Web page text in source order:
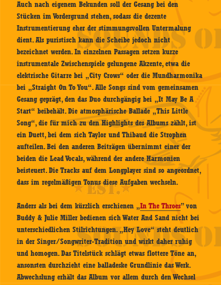
Auch nach eigenem Bekunden soll der Gesang bei den
Stücken im Vordergrund stehen, sodass die dezente
Instrumentierung eher der stimmungsvollen Untermalung
dient. Als puristisch kann die Scheibe jedoch nicht
bezeichnet werden. In einzelnen Passagen setzen kurze
instrumentale Zwischenspiele gelungene Akzente, etwa die
elektrische Gitarre bei „City Crows“ oder die Mundharmonika
bei „Straight On To You“. Alle Songs sind vom gemeinsamen
Gesang geprägt, den das Duo durchgängig bei „It May Be A
Start“ beibehält. Die atmosphärische Ballade „This Little
Song“, die für mich zu den Highlights des Albums zählt, ist
ein Duett, bei dem sich Taylor und Thibaud die Strophen
aufteilen. Bei den anderen Beiträgen übernimmt einer der
beiden die Lead Vocals, während der andere Harmonien
beisteuert. Die Tracks auf dem Longplayer sind so angeordnet,
dass im regelmäßigen Tonus diese Aufgaben wechseln.
Anders als bei dem kürzlich erschienen „In The Throes” von
Buddy & Julie Miller bedienen sich Water And Sand nicht bei
unterschiedlichen Stilrichtungen. „Hey Love“ steht deutlich
in der Singer/Songwriter-Tradition und wirkt daher ruhig
und homogen. Das Titelstück schlägt etwas flottere Töne an,
ansonsten durchzieht eine balladeske Grundlinie das Werk.
Abwechslung erhält das Album vor allem durch den Wechsel